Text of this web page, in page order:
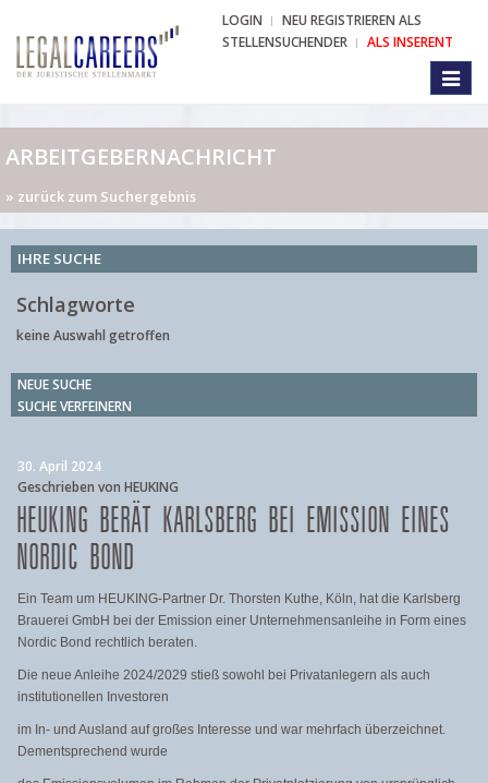
LOGIN
NEU REGISTRIEREN ALS
STELLENSUCHENDER
ALS INSERENT
ARBEITGEBERNACHRICHT
» zurück zum Suchergebnis
IHRE SUCHE
Schlagworte
keine Auswahl getroffen
NEUE SUCHE
SUCHE VERFEINERN
30. April 2024
Geschrieben von HEUKING
HEUKING BERÄT KARLSBERG BEI EMISSION EINES
NORDIC BOND
Ein Team um HEUKING-Partner Dr. Thorsten Kuthe, Köln, hat die Karlsberg
Brauerei GmbH bei der Emission einer Unternehmensanleihe in Form eines
Nordic Bond rechtlich beraten.
Die neue Anleihe 2024/2029 stieß sowohl bei Privatanlegern als auch
institutionellen Investoren
im In- und Ausland auf großes Interesse und war mehrfach überzeichnet.
Dementsprechend wurde